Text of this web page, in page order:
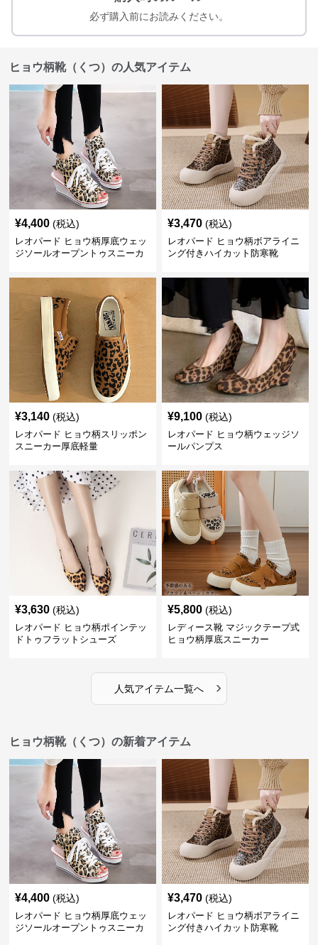
必ず購入前にお読みください。
ヒョウ柄靴（くつ）の人気アイテム
¥4,400 (税込)
レオパード ヒョウ柄厚底ウェッ
ジソールオープントゥスニーカ
¥3,470 (税込)
レオパード ヒョウ柄ボアライニ
ング付きハイカット防寒靴
¥3,140 (税込)
レオパード ヒョウ柄スリッポン
スニーカー厚底軽量
¥9,100 (税込)
レオパード ヒョウ柄ウェッジソ
ールパンプス
¥3,630 (税込)
レオパード ヒョウ柄ポインテッ
ドトゥフラットシューズ
¥5,800 (税込)
レディース靴 マジックテープ式
ヒョウ柄厚底スニーカー
人気アイテム一覧へ ›
ヒョウ柄靴（くつ）の新着アイテム
¥4,400 (税込)
レオパード ヒョウ柄厚底ウェッ
ジソールオープントゥスニーカ
¥3,470 (税込)
レオパード ヒョウ柄ボアライニ
ング付きハイカット防寒靴